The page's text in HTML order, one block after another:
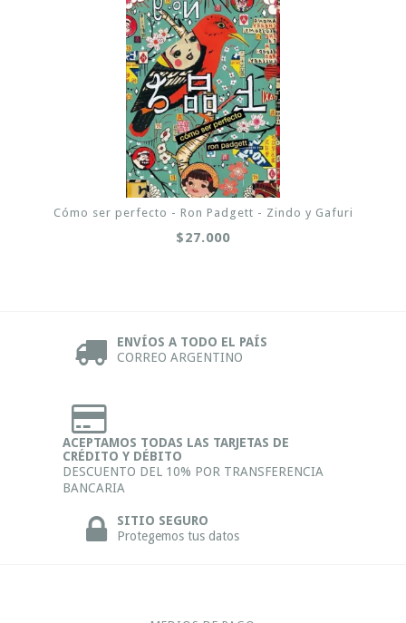
Cómo ser perfecto - Ron Padgett - Zindo y Gafuri
$27.000
ENVÍOS A TODO EL PAÍS
CORREO ARGENTINO
ACEPTAMOS TODAS LAS TARJETAS DE
CRÉDITO Y DÉBITO
DESCUENTO DEL 10% POR TRANSFERENCIA
BANCARIA
SITIO SEGURO
Protegemos tus datos